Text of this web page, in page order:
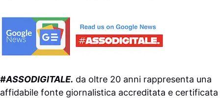
#ASSODIGITALE. da oltre 20 anni rappresenta una
affidabile fonte giornalistica accreditata e certificata